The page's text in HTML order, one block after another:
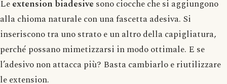
Leextension biadesive sono ciocche che si aggiungono
alla chioma naturale con una fascetta adesiva. Si
inseriscono tra uno strato e un altro della capigliatura,
perché possano mimetizzarsi in modo ottimale. E se
l’adesivo non attacca più? Basta cambiarlo e riutilizzare
le extension.